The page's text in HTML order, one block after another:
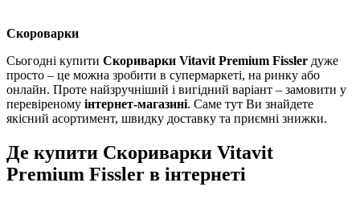
Скороварки
Сьогодні купити Скориварки Vitavit Premium Fissler дуже
просто – це можна зробити в супермаркеті, на ринку або
онлайн. Проте найзручніший і вигідний варіант – замовити у
перевіреному інтернет-магазині. Саме тут Ви знайдете
якісний асортимент, швидку доставку та приємні знижки.
Де купити Скориварки Vitavit
Premium Fissler в інтернеті